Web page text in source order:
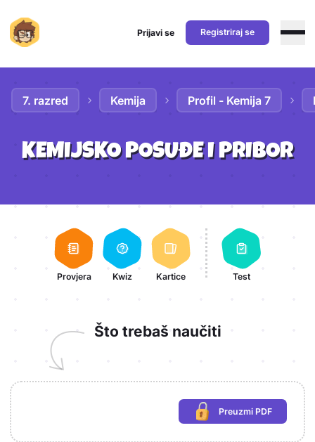
Prijavi se Registriraj se
7. razred Kemija Profil - Kemija 7
KEMIJSKO POSUĐE I PRIBOR
Aktivnosti lekcije
Provjera Kwiz Kartice Test
Što trebaš naučiti
Preuzmi PDF
(potrebna prijava)